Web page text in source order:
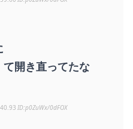
て開き直ってたな
p0ZuWx/0dFOX